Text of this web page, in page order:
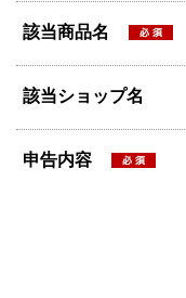
該当商品名
該当ショップ名
申告内容